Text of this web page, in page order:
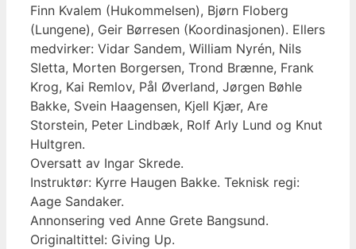
Finn Kvalem (Hukommelsen), Bjørn Floberg
(Lungene), Geir Børresen (Koordinasjonen). Ellers
medvirker: Vidar Sandem, William Nyrén, Nils
Sletta, Morten Borgersen, Trond Brænne, Frank
Krog, Kai Remlov, Pål Øverland, Jørgen Bøhle
Bakke, Svein Haagensen, Kjell Kjær, Are
Storstein, Peter Lindbæk, Rolf Arly Lund og Knut
Hultgren.
Oversatt av Ingar Skrede.
Instruktør: Kyrre Haugen Bakke. Teknisk regi:
Aage Sandaker.
Annonsering ved Anne Grete Bangsund.
Originaltittel: Giving Up.